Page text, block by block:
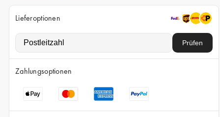
iPhone 15
iPhone 14 Pro
iPhone 14
iPhone 13 Pro
iPhone 13
Lieferoptionen
Prüfen
Zahlungsoptionen